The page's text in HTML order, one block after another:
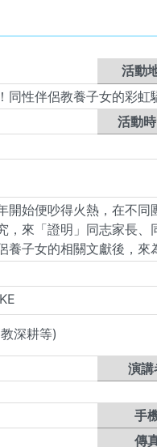
活動
同性伴侶教養子女的彩虹
活動
開始便吵得火熱，在不
，來「證明」同志家長
養子女的相關文獻後，來
深耕等)
演講
手
傳